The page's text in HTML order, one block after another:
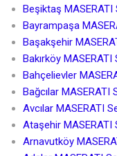
Beşiktaş MASERATI
Bayrampaşa
Başakşehir
Bakırköy MASERATI
Bahçelievler
Bağcılar MASERATI
Avcılar MASERATI
Ataşehir MASERATI
Arnavutköy